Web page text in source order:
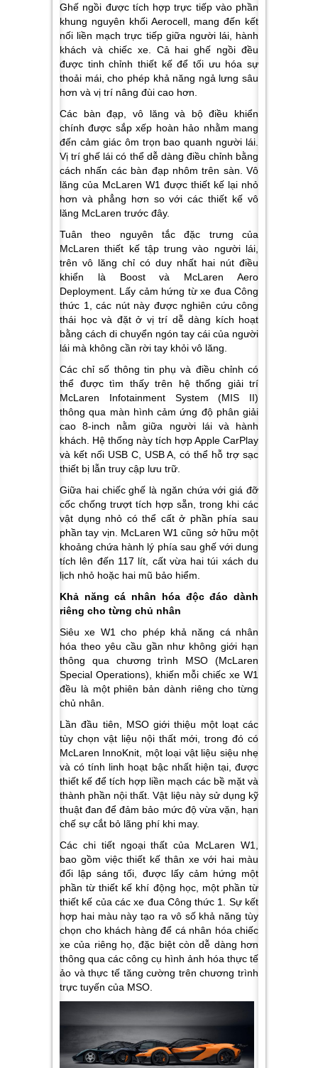
Ghế ngồi được tích hợp trực tiếp vào phần
khung nguyên khối Aerocell, mang đến kết
nối liền mạch trực tiếp giữa người lái, hành
khách và chiếc xe. Cả hai ghế ngồi đều
được tinh chỉnh thiết kế để tối ưu hóa sự
thoải mái, cho phép khả năng ngả lưng sâu
hơn và vị trí nâng đùi cao hơn.
Các bàn đạp, vô lăng và bộ điều khiển
chính được sắp xếp hoàn hảo nhằm mang
đến cảm giác ôm trọn bao quanh người lái.
Vị trí ghế lái có thể dễ dàng điều chỉnh bằng
cách nhấn các bàn đạp nhôm trên sàn. Vô
lăng của McLaren W1 được thiết kế lại nhỏ
hơn và phẳng hơn so với các thiết kế vô
lăng McLaren trước đây.
Tuân theo nguyên tắc đặc trưng của
McLaren thiết kế tập trung vào người lái,
trên vô lăng chỉ có duy nhất hai nút điều
khiển là Boost và McLaren Aero
Deployment. Lấy cảm hứng từ xe đua Công
thức 1, các nút này được nghiên cứu công
thái học và đặt ở vị trí dễ dàng kích hoạt
bằng cách di chuyển ngón tay cái của người
lái mà không cần rời tay khỏi vô lăng.
Các chỉ số thông tin phụ và điều chỉnh có
thể được tìm thấy trên hệ thống giải trí
McLaren Infotainment System (MIS II)
thông qua màn hình cảm ứng độ phân giải
cao 8-inch nằm giữa người lái và hành
khách. Hệ thống này tích hợp Apple CarPlay
và kết nối USB C, USB A, có thể hỗ trợ sạc
thiết bị lẫn truy cập lưu trữ.
Giữa hai chiếc ghế là ngăn chứa với giá đỡ
cốc chống trượt tích hợp sẵn, trong khi các
vật dụng nhỏ có thể cất ở phần phía sau
phần tay vịn. McLaren W1 cũng sở hữu một
khoảng chứa hành lý phía sau ghế với dung
tích lên đến 117 lít, cất vừa hai túi xách du
lịch nhỏ hoặc hai mũ bảo hiểm.
Khả năng cá nhân hóa độc đáo dành
riêng cho từng chủ nhân
Siêu xe W1 cho phép khả năng cá nhân
hóa theo yêu cầu gần như không giới hạn
thông qua chương trình MSO (McLaren
Special Operations), khiến mỗi chiếc xe W1
đều là một phiên bản dành riêng cho từng
chủ nhân.
Lần đầu tiên, MSO giới thiệu một loạt các
tùy chọn vật liệu nội thất mới, trong đó có
McLaren InnoKnit, một loại vật liệu siệu nhẹ
và có tính linh hoạt bậc nhất hiện tại, được
thiết kế để tích hợp liền mạch các bề mặt và
thành phần nội thất. Vật liệu này sử dụng kỹ
thuật đan để đảm bảo mức độ vừa vặn, hạn
chế sự cắt bỏ lãng phí khi may.
Các chi tiết ngoại thất của McLaren W1,
bao gồm việc thiết kế thân xe với hai màu
đối lập sáng tối, được lấy cảm hứng một
phần từ thiết kế khí động học, một phần từ
thiết kế của các xe đua Công thức 1. Sự kết
hợp hai màu này tạo ra vô số khả năng tùy
chọn cho khách hàng để cá nhân hóa chiếc
xe của riêng họ, đặc biệt còn dễ dàng hơn
thông qua các công cụ hình ảnh hóa thực tế
ảo và thực tế tăng cường trên chương trình
trực tuyến của MSO.